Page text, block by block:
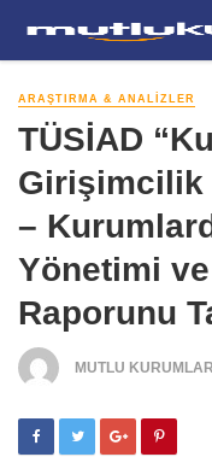
ARAŞTIRMA & ANALIZLER
TÜSİAD
Girişimcilik
–
Yönetimi
Raporunu
MUTLU KURUMLAR